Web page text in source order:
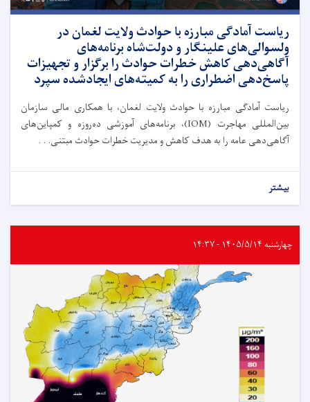
ریاست آمادگی مبارزه با حوادث ولایت لغمان در
ولسوالی‌های علینگار و دولت‌شاه برنامه‌های
آگاهی‌دهی کاهش خطرات حوادث را برگزار و تجهیزات
پاسخ‌دهی اضطراری را به کمیته‌های ایجادشده سپرد
ریاست آمادگی مبارزه با حوادث ولایت لغمان، با همکاری مالی سازمان
بین‌المللی مهاجرت (IOM)، برنامه‌های آموزشی ده‌روزه و کمپاین‌های
آگاهی‌دهی عامه را به هدف کاهش و مدیریت خطرات حوادث مبتنی. . .
بیشتر
چهارشنبه ۱۴۰۵/۵/۱۴ - ۱۴:۳۷